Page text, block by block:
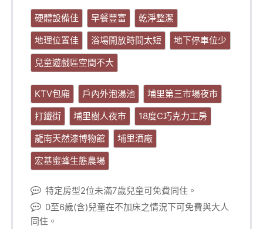
硬體設備佳 早餐豐富
乾淨整潔
地理位置佳
浴場開放時間太短
地下停車位少
兒童遊戲區空間不大
KTV包廂 戶內外泡湯池
埔里第三市場夜市
打鐵街
埔里樹人夜市
18度C巧克力工房
龍南天然漆博物館
埔里酒廠
宏基蜜蜂生態農場
特定房型2位未滿7歲兒童可免費同住。
0至6歲(含)兒童在不加床之情況下可免費與大人
同住。